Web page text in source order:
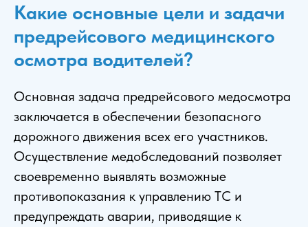
Какие основные цели и задачи
предрейсового медицинского
осмотра водителей?
Основная задача предрейсового медосмотра
заключается в обеспечении безопасного
дорожного движения всех его участников.
Осуществление медобследований позволяет
своевременно выявлять возможные
противопоказания к управлению ТС и
предупреждать аварии, приводящие к